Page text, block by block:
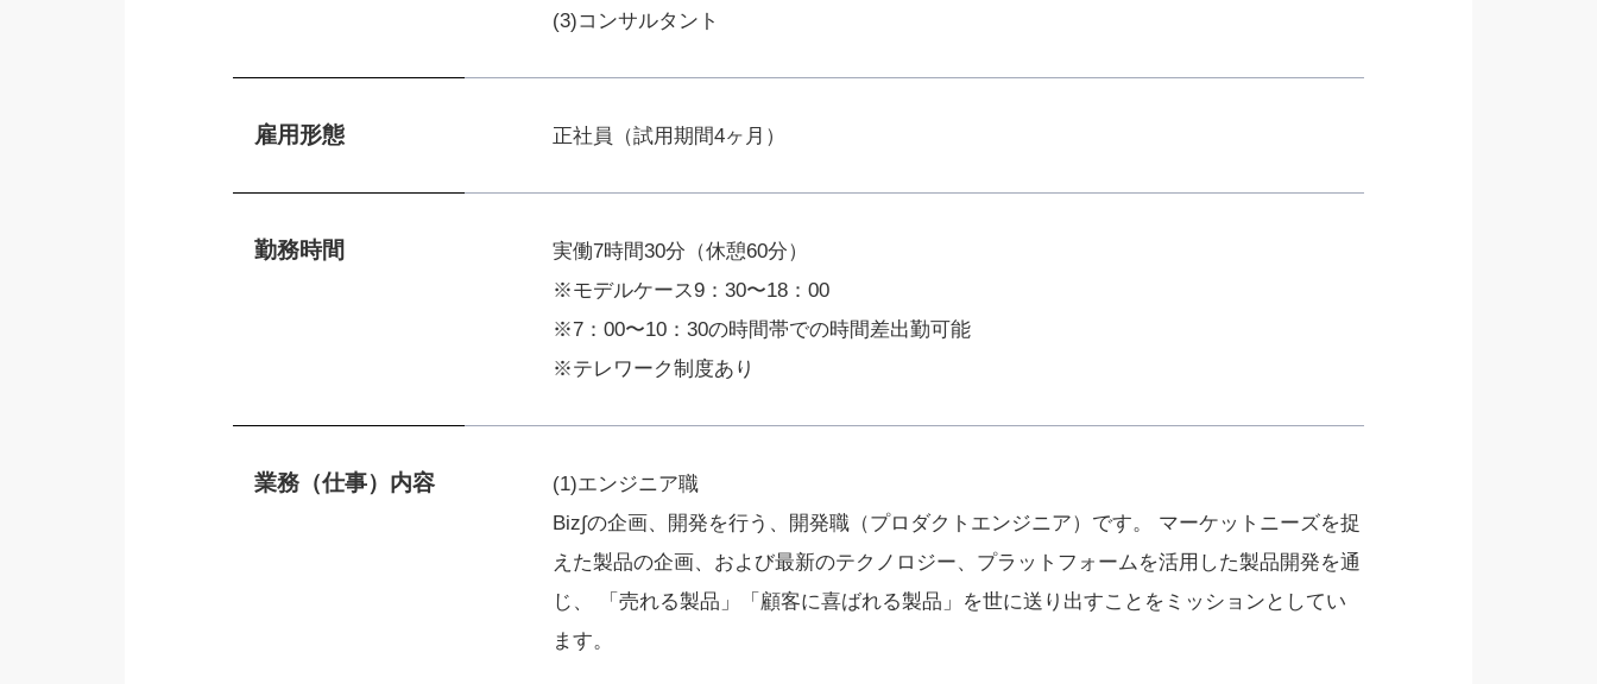
(3)コンサルタント
雇用形態 正社員（試用期間4ヶ月）
勤務時間
実働7時間30分（休憩60分）
※モデルケース9：30〜18：00
※7：00〜10：30の時間帯での時間差出勤可能
※テレワーク制度あり
業務（仕事）内容
(1)エンジニア職
Biz∫の企画、開発を⾏う、開発職（プロダクトエンジニア）です。 マーケットニーズを捉
えた製品の企画、および最新のテクノロジー、プラットフォームを活⽤した製品開発を通
じ、 「売れる製品」「顧客に喜ばれる製品」を世に送り出すことをミッションとしてい
ます。